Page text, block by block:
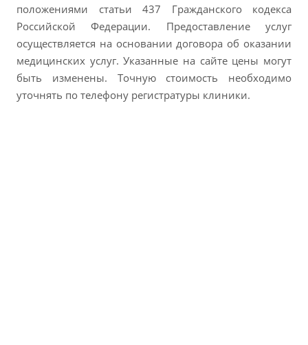
положениями статьи 437 Гражданского кодекса
Российской Федерации. Предоставление услуг
осуществляется на основании договора об оказании
медицинских услуг. Указанные на сайте цены могут
быть изменены. Точную стоимость необходимо
уточнять по телефону регистратуры клиники.